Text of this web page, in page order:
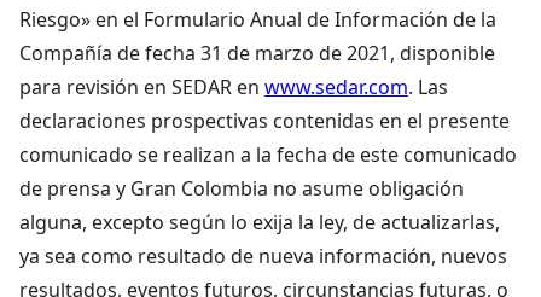
Riesgo» en el Formulario Anual de Información de la
Compañía de fecha 31 de marzo de 2021, disponible
para revisión en SEDAR en www.sedar.com. Las
declaraciones prospectivas contenidas en el presente
comunicado se realizan a la fecha de este comunicado
de prensa y Gran Colombia no asume obligación
alguna, excepto según lo exija la ley, de actualizarlas,
ya sea como resultado de nueva información, nuevos
resultados, eventos futuros, circunstancias futuras, o